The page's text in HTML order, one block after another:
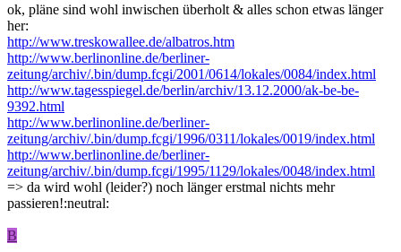
ok, pläne sind wohl inwischen überholt & alles schon etwas länger
her:
http://www.treskowallee.de/albatros.htm
http://www.berlinonline.de/berliner-
zeitung/archiv/.bin/dump.fcgi/2001/0614/lokales/0084/index.html
http://www.tagesspiegel.de/berlin/archiv/13.12.2000/ak-be-be-
9392.html
http://www.berlinonline.de/berliner-
zeitung/archiv/.bin/dump.fcgi/1996/0311/lokales/0019/index.html
http://www.berlinonline.de/berliner-
zeitung/archiv/.bin/dump.fcgi/1995/1129/lokales/0048/index.html
=> da wird wohl (leider?) noch länger erstmal nichts mehr
passieren!:neutral:
B